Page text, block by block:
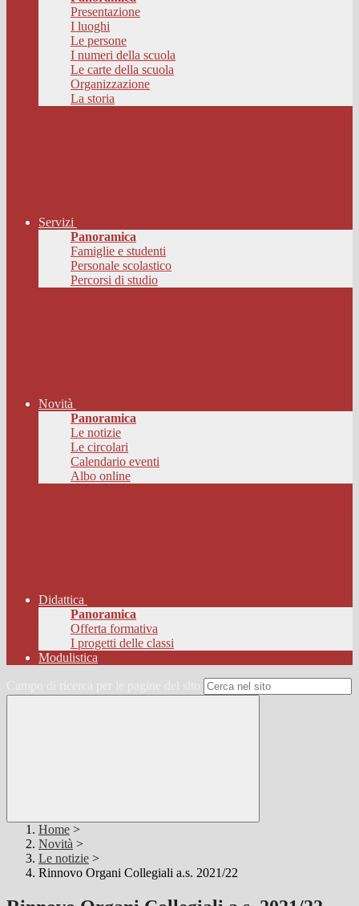
Presentazione
I luoghi
Le persone
I numeri della scuola
Le carte della scuola
Organizzazione
La storia
Servizi
Panoramica
Famiglie e studenti
Personale scolastico
Percorsi di studio
Novità
Panoramica
Le notizie
Le circolari
Calendario eventi
Albo online
Didattica
Panoramica
Offerta formativa
I progetti delle classi
Modulistica
Home >
Novità >
Le notizie >
Rinnovo Organi Collegiali a.s. 2021/22